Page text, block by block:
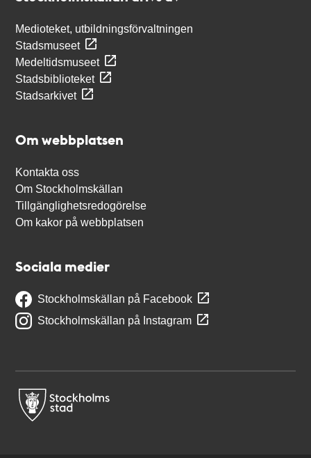
Medioteket, utbildningsförvaltningen
Stadsmuseet
Medeltidsmuseet
Stadsbiblioteket
Stadsarkivet
Om webbplatsen
Kontakta oss
Om Stockholmskällan
Tillgänglighetsredogörelse
Om kakor på webbplatsen
Sociala medier
Stockholmskällan på Facebook
Stockholmskällan på Instagram